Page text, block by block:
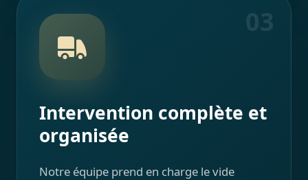
03
Intervention complète et
organisée
Notre équipe prend en charge le vide